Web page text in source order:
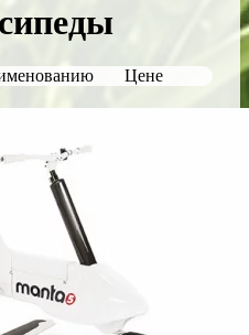
Цене